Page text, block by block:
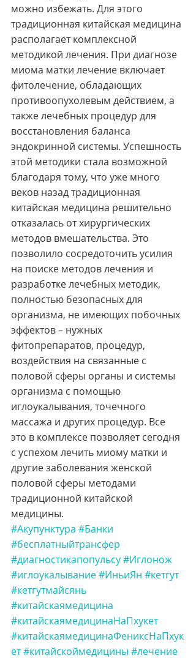
можно избежать. Для этого
традиционная китайская медицина
располагает комплексной
методикой лечения. При диагнозе
миома матки лечение включает
фитолечение, обладающих
противоопухолевым действием, а
также лечебных процедур для
восстановления баланса
эндокринной системы. Успешность
этой методики стала возможной
благодаря тому, что уже много
веков назад традиционная
китайская медицина решительно
отказалась от хирургических
методов вмешательства. Это
позволило сосредоточить усилия
на поиске методов лечения и
разработке лечебных методик,
полностью безопасных для
организма, не имеющих побочных
эффектов – нужных
фитопрепаратов, процедур,
воздействия на связанные с
половой сферы органы и системы
организма с помощью
иглоукалывания, точечного
массажа и других процедур. Все
это в комплексе позволяет сегодня
с успехом лечить миому матки и
другие заболевания женской
половой сферы методами
традиционной китайской
медицины.
#Акупунктура #Банки
#бесплатныйтрансфер
#диагностикапопульсу#Иглонож
#иглоукалывание#ИньиЯн #кетгут
#кетгутмайсянь
#китайскаямедицина
#китайскаямедицинаНаПхукет
#китайскаямедицинаФениксНаПхук
ет#китайскоймедицины #лечение